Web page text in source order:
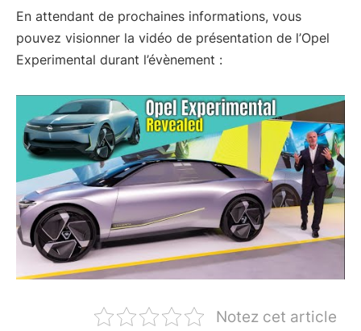
En attendant de prochaines informations, vous
pouvez visionner la vidéo de présentation de l’Opel
Experimental durant l’évènement :
Notez cet article